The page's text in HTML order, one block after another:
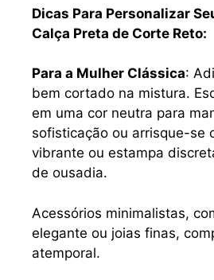
Dicas Para Personalizar
Calça Preta de Corte Reto:
Para a Mulher Clássica:
bem cortado na mistura.
em uma cor neutra para
sofisticação ou arrisque-se
vibrante ou estampa
de ousadia.
Acessórios minimalistas,
elegante ou joias finas,
atemporal.